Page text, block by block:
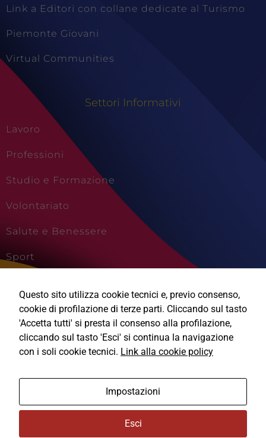
Link a Editori con collane dedicate al Turismo
Piemonte Giovani
Virtual Communities
Settori Informativi
Lavoro
Professioni
Studio e Formazione
Volontariato
Salute e Benessere
Sport
Viaggi e Vacanze
Ⓒ2026, Technical Design s.r.l.
Informativa Privacy
Questo sito utilizza cookie tecnici e, previo consenso,
cookie di profilazione di terze parti. Cliccando sul tasto
'Accetta tutti' si presta il consenso alla profilazione,
cliccando sul tasto 'Esci' si continua la navigazione
con i soli cookie tecnici. Link alla cookie policy
Impostazioni
Esci